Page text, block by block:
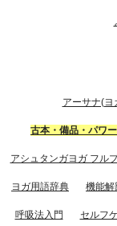
アーサナ(ヨ
古本・備品・パワ
アシュタンガヨガ フル
ヨガ用語辞典 機能解
呼吸法入門 セルフ